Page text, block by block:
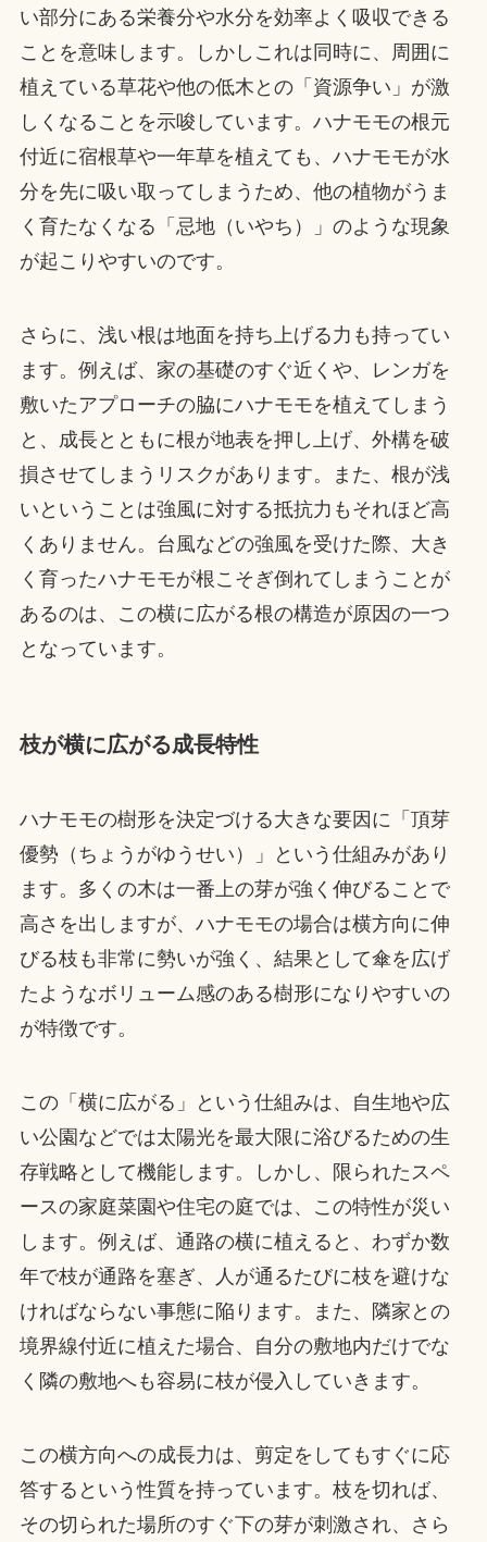
い部分にある栄養分や水分を効率よく吸収できる
ことを意味します。しかしこれは同時に、周囲に
植えている草花や他の低木との「資源争い」が激
しくなることを示唆しています。ハナモモの根元
付近に宿根草や一年草を植えても、ハナモモが水
分を先に吸い取ってしまうため、他の植物がうま
く育たなくなる「忌地（いやち）」のような現象
が起こりやすいのです。
さらに、浅い根は地面を持ち上げる力も持ってい
ます。例えば、家の基礎のすぐ近くや、レンガを
敷いたアプローチの脇にハナモモを植えてしまう
と、成長とともに根が地表を押し上げ、外構を破
損させてしまうリスクがあります。また、根が浅
いということは強風に対する抵抗力もそれほど高
くありません。台風などの強風を受けた際、大き
く育ったハナモモが根こそぎ倒れてしまうことが
あるのは、この横に広がる根の構造が原因の一つ
となっています。
枝が横に広がる成長特性
ハナモモの樹形を決定づける大きな要因に「頂芽
優勢（ちょうがゆうせい）」という仕組みがあり
ます。多くの木は一番上の芽が強く伸びることで
高さを出しますが、ハナモモの場合は横方向に伸
びる枝も非常に勢いが強く、結果として傘を広げ
たようなボリューム感のある樹形になりやすいの
が特徴です。
この「横に広がる」という仕組みは、自生地や広
い公園などでは太陽光を最大限に浴びるための生
存戦略として機能します。しかし、限られたスペ
ースの家庭菜園や住宅の庭では、この特性が災い
します。例えば、通路の横に植えると、わずか数
年で枝が通路を塞ぎ、人が通るたびに枝を避けな
ければならない事態に陥ります。また、隣家との
境界線付近に植えた場合、自分の敷地内だけでな
く隣の敷地へも容易に枝が侵入していきます。
この横方向への成長力は、剪定をしてもすぐに応
答するという性質を持っています。枝を切れば、
その切られた場所のすぐ下の芽が刺激され、さら